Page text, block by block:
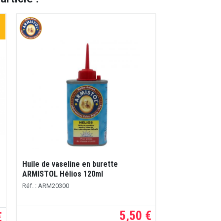
Huile de vaseline en burette
ARMISTOL Hélios 120ml
Réf. : ARM20300
5,50 €